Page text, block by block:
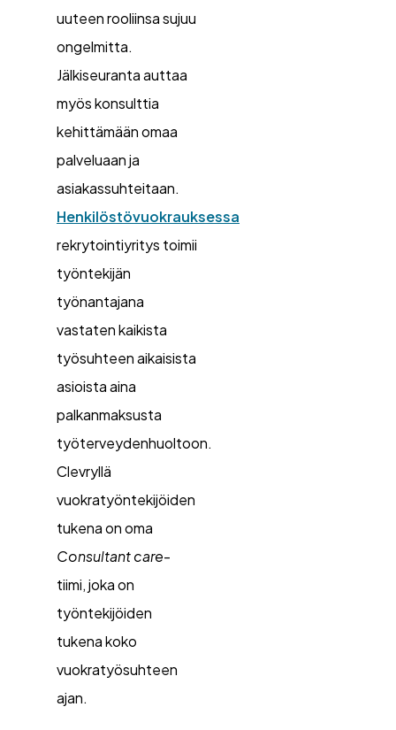
uuteen rooliinsa sujuu
ongelmitta.
Jälkiseuranta auttaa
myös konsulttia
kehittämään omaa
palveluaan ja
asiakassuhteitaan.
Henkilöstövuokrauksessa
rekrytointiyritys toimii
työntekijän
työnantajana
vastaten kaikista
työsuhteen aikaisista
asioista aina
palkanmaksusta
työterveydenhuoltoon.
Clevryllä
vuokratyöntekijöiden
tukena on oma
Consultant care-
tiimi, joka on
työntekijöiden
tukena koko
vuokratyösuhteen
ajan.